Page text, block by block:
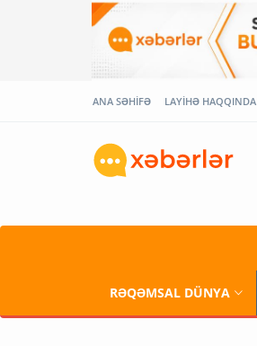
ANA SƏHİFƏ LAYİHƏ HAQQINDA
RƏQƏMSAL DÜNYA